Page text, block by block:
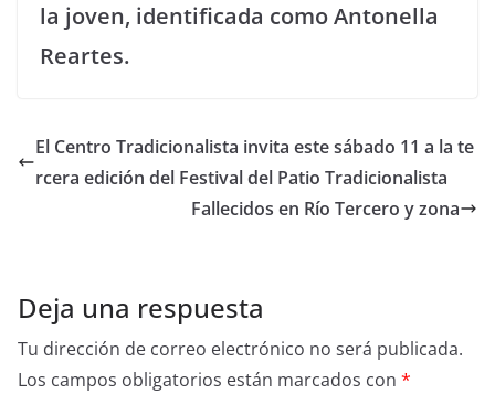
la joven, identificada como Antonella
Reartes.
El Centro Tradicionalista invita este sábado 11 a la te
rcera edición del Festival del Patio Tradicionalista
Fallecidos en Río Tercero y zona
Deja una respuesta
Tu dirección de correo electrónico no será publicada.
Los campos obligatorios están marcados con *